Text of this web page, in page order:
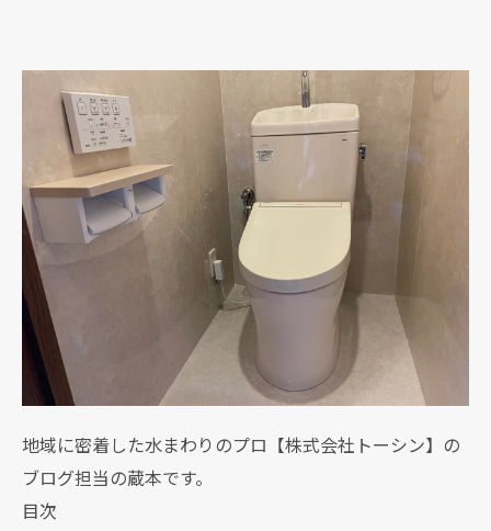
地域に密着した水まわりのプロ【株式会社トーシン】の
ブログ担当の蔵本です。
目次